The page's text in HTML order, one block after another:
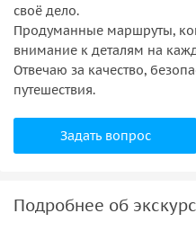
своё дело.
Продуманные маршруты,
внимание к деталям на
Отвечаю за качество,
путешествия.
Задать вопрос
Подробнее об